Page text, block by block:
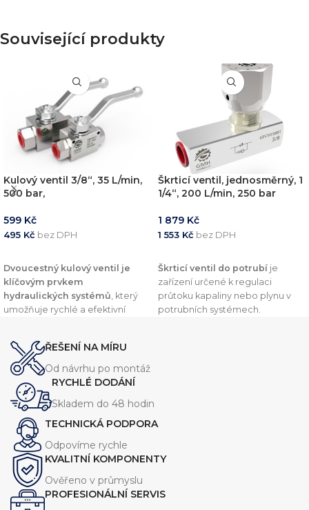
Související produkty
Kulový ventil 3/8“, 35 L/min,
500 bar,
599 Kč
495 Kč bez DPH
Dvoucestný kulový ventil je
klíčovým prvkem
hydraulických systémů , který
umožňuje rychlé a efektivní
velikostech1/4", 3/8" a 1/2"
palce,s průtokem od 25 l/min
až do 60 l/min a maximálním
pracovním tlakem 500 bar.
Škrticí ventil, jednosměrný, 1
1/4“, 200 L/min, 250 bar
1 879 Kč
1 553 Kč bez DPH
Škrticí ventil do potrubí je
zařízení určené k regulaci
průtoku kapaliny nebo plynu v
potrubních systémech.
ŘEŠENÍ NA MÍRU
Od návrhu po montáž
RYCHLÉ DODÁNÍ
Skladem do 48 hodin
TECHNICKÁ PODPORA
Odpovíme rychle
KVALITNÍ KOMPONENTY
Ověřeno v průmyslu
PROFESIONÁLNÍ SERVIS